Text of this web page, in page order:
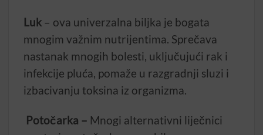
Luk – ova univerzalna biljka je bogata
mnogim važnim nutrijentima. Sprečava
nastanak mnogih bolesti, uključujući rak i
infekcije pluća, pomaže u razgradnji sluzi i
izbacivanju toksina iz organizma.
Potočarka – Mnogi alternativni liječnici